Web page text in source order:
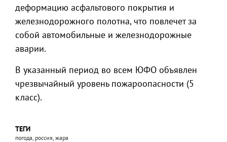
деформацию асфальтового покрытия и
железнодорожного полотна, что повлечет за
собой автомобильные и железнодорожные
аварии.
В указанный период во всем ЮФО объявлен
чрезвычайный уровень пожароопасности (5
класс).
ТЕГИ
погода, россия, жара